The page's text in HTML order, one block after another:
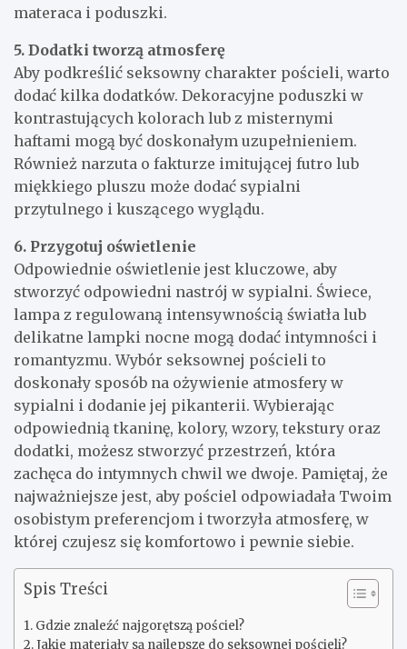
materaca i poduszki.
5. Dodatki tworzą atmosferę
Aby podkreślić seksowny charakter pościeli, warto
dodać kilka dodatków. Dekoracyjne poduszki w
kontrastujących kolorach lub z misternymi
haftami mogą być doskonałym uzupełnieniem.
Również narzuta o fakturze imitującej futro lub
miękkiego pluszu może dodać sypialni
przytulnego i kuszącego wyglądu.
6. Przygotuj oświetlenie
Odpowiednie oświetlenie jest kluczowe, aby
stworzyć odpowiedni nastrój w sypialni. Świece,
lampa z regulowaną intensywnością światła lub
delikatne lampki nocne mogą dodać intymności i
romantyzmu. Wybór seksownej pościeli to
doskonały sposób na ożywienie atmosfery w
sypialni i dodanie jej pikanterii. Wybierając
odpowiednią tkaninę, kolory, wzory, tekstury oraz
dodatki, możesz stworzyć przestrzeń, która
zachęca do intymnych chwil we dwoje. Pamiętaj, że
najważniejsze jest, aby pościel odpowiadała Twoim
osobistym preferencjom i tworzyła atmosferę, w
której czujesz się komfortowo i pewnie siebie.
Spis Treści
Gdzie znaleźć najgorętszą pościel?
Jakie materiały są najlepsze do seksownej pościeli?